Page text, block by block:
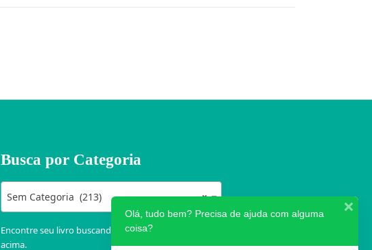
Busca por Categoria
×
Sem Categoria (213)
Encontre seu livro buscando por categorias clicando
acima.
Olá, tudo bem? Precisa de ajuda com alguma
coisa?